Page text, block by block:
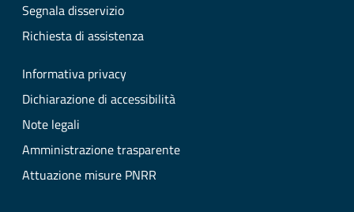
Segnala disservizio
Richiesta di assistenza
Informativa privacy
Dichiarazione di accessibilità
Note legali
Amministrazione trasparente
Attuazione misure PNRR